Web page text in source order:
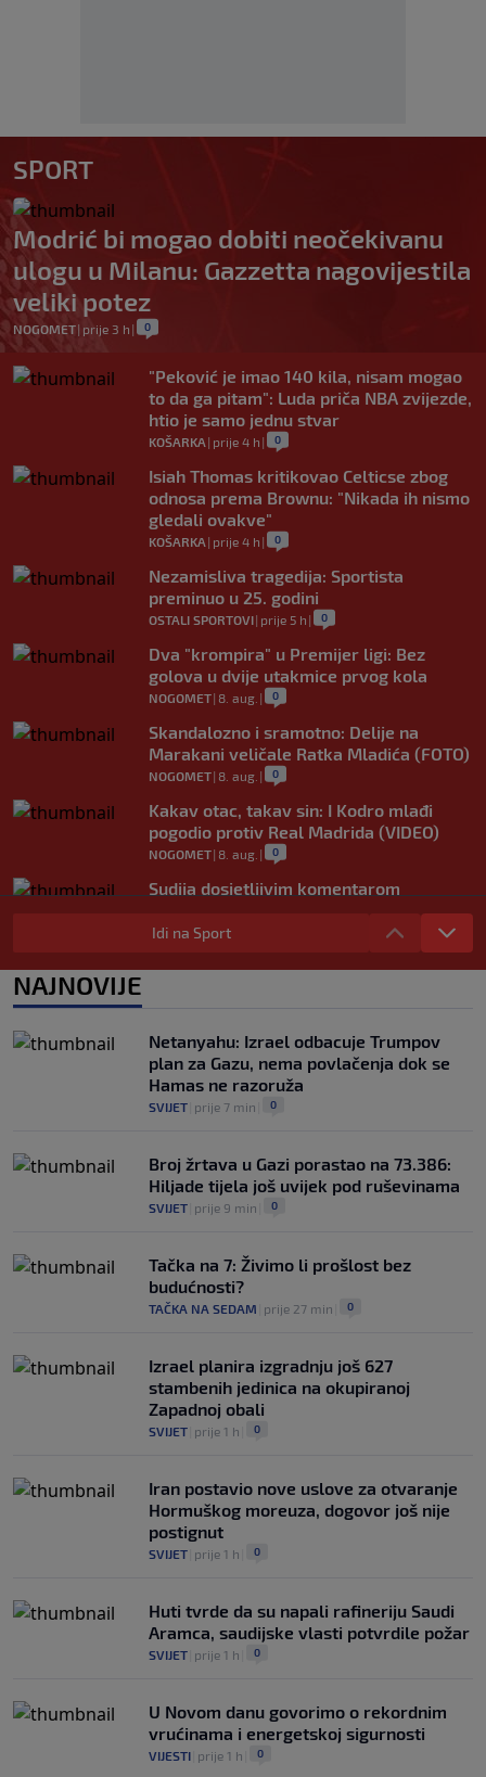
SPORT
Modrić bi mogao dobiti neočekivanu
ulogu u Milanu: Gazzetta nagovijestila
veliki potez
NOGOMET| prije 3 h | 0
"Peković je imao 140 kila, nisam mogao
to da ga pitam": Luda priča NBA zvijezde,
htio je samo jednu stvar
KOŠARKA | prije 4 h | 0
Isiah Thomas kritikovao Celticse zbog
odnosa prema Brownu: "Nikada ih nismo
gledali ovakve"
KOŠARKA | prije 4 h | 0
Nezamisliva tragedija: Sportista
preminuo u 25. godini
OSTALI SPORTOVI| prije 5 h | 0
Dva "krompira" u Premijer ligi: Bez
golova u dvije utakmice prvog kola
NOGOMET| 8. aug. | 0
Skandalozno i sramotno: Delije na
Marakani veličale Ratka Mladića (FOTO)
NOGOMET| 8. aug. | 0
Kakav otac, takav sin: I Kodro mlađi
pogodio protiv Real Madrida (VIDEO)
NOGOMET| 8. aug. | 0
Sudija dosjetljivim komentarom
nasmijao publiku nakon žalbe tenisera
(VIDEO)
Idi na Sport
NAJNOVIJE
Netanyahu: Izrael odbacuje Trumpov
plan za Gazu, nema povlačenja dok se
Hamas ne razoruža
SVIJET prije 7 min 0
Broj žrtava u Gazi porastao na 73.386:
Hiljade tijela još uvijek pod ruševinama
SVIJET prije 9 min 0
Tačka na 7: Živimo li prošlost bez
budućnosti?
TAČKA NA SEDAM prije 27 min 0
Izrael planira izgradnju još 627
stambenih jedinica na okupiranoj
Zapadnoj obali
SVIJET prije 1 h 0
Iran postavio nove uslove za otvaranje
Hormuškog moreuza, dogovor još nije
postignut
SVIJET prije 1 h 0
Huti tvrde da su napali rafineriju Saudi
Aramca, saudijske vlasti potvrdile požar
SVIJET prije 1 h 0
U Novom danu govorimo o rekordnim
vrućinama i energetskoj sigurnosti
VIJESTI prije 1 h 0